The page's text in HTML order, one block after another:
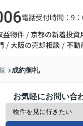
電話受付時間：9
益物件 京都の新着投資
大阪の売却相談 不動
成約御礼
お気軽にお問い合